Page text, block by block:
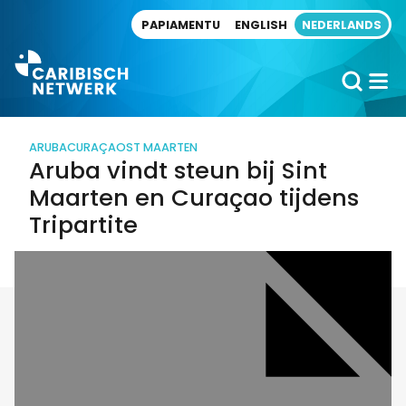
PAPIAMENTU ENGLISH NEDERLANDS
ARUBACURAÇAOST MAARTEN
Aruba vindt steun bij Sint
Maarten en Curaçao tijdens
Tripartite